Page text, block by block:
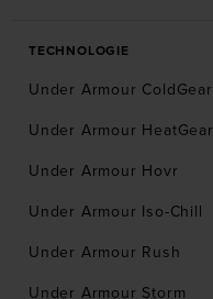
TECHNOLOGIE
Under Armour ColdGear
Under Armour HeatGear
Under Armour Hovr
Under Armour Iso-Chill
Under Armour Rush
Under Armour Storm